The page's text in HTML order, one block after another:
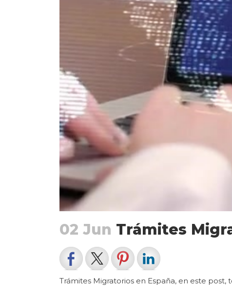
02 Jun Trámites
Trámites Migratorios en España, en este post,